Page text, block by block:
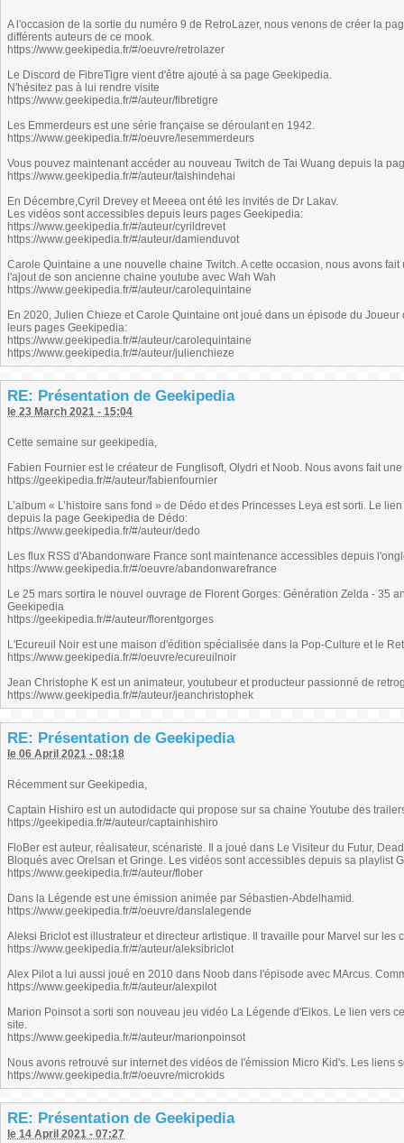
A l'occasion de la sortie du numéro 9 de RetroLazer, nous venons de créer la
différents auteurs de ce mook.
https://www.geekipedia.fr/#/oeuvre/retrolazer
Le Discord de FibreTigre vient d'être ajouté à sa page Geekipedia.
N'hésitez pas à lui rendre visite
https://www.geekipedia.fr/#/auteur/fibretigre
Les Emmerdeurs est une série française se déroulant en 1942.
https://www.geekipedia.fr/#/oeuvre/lesemmerdeurs
Vous pouvez maintenant accéder au nouveau Twitch de Tai Wuang depuis la
https://www.geekipedia.fr/#/auteur/taishindehai
En Décembre,Cyril Drevey et Meeea ont été les invités de Dr Lakav.
Les vidéos sont accessibles depuis leurs pages Geekipedia:
https://www.geekipedia.fr/#/auteur/cyrildrevet
https://www.geekipedia.fr/#/auteur/damienduvot
Carole Quintaine a une nouvelle chaine Twitch. A cette occasion, nous avons
l'ajout de son ancienne chaine youtube avec Wah Wah
https://www.geekipedia.fr/#/auteur/carolequintaine
En 2020, Julien Chieze et Carole Quintaine ont joué dans un épisode du
leurs pages Geekipedia:
https://www.geekipedia.fr/#/auteur/carolequintaine
https://www.geekipedia.fr/#/auteur/julienchieze
RE: Présentation de Geekipedia
le 23 March 2021 - 15:04
Cette semaine sur geekipedia,
Fabien Fournier est le créateur de Funglisoft, Olydri et Noob. Nous avons fait
https://geekipedia.fr/#/auteur/fabienfournier
L’album « L’histoire sans fond » de Dédo et des Princesses Leya est sorti. Le
depuis la page Geekipedia de Dédo:
https://www.geekipedia.fr/#/auteur/dedo
Les flux RSS d'Abandonware France sont maintenance accessibles depuis
https://www.geekipedia.fr/#/oeuvre/abandonwarefrance
Le 25 mars sortira le nouvel ouvrage de Florent Gorges: Génération Zelda - 35
Geekipedia
https://geekipedia.fr/#/auteur/florentgorges
L'Ecureuil Noir est une maison d'édition spécialisée dans la Pop-Culture et le
https://www.geekipedia.fr/#/oeuvre/ecureuilnoir
Jean Christophe K est un animateur, youtubeur et producteur passionné de
https://www.geekipedia.fr/#/auteur/jeanchristophek
RE: Présentation de Geekipedia
le 06 April 2021 - 08:18
Récemment sur Geekipedia,
Captain Hishiro est un autodidacte qui propose sur sa chaine Youtube des
https://geekipedia.fr/#/auteur/captainhishiro
FloBer est auteur, réalisateur, scénariste. Il a joué dans Le Visiteur du Futur,
Bloqués avec Orelsan et Gringe. Les vidéos sont accessibles depuis sa playlist
https://www.geekipedia.fr/#/auteur/flober
Dans la Légende est une émission animée par Sébastien-Abdelhamid.
https://www.geekipedia.fr/#/oeuvre/danslalegende
Aleksi Briclot est illustrateur et directeur artistique. Il travaille pour Marvel sur les
https://www.geekipedia.fr/#/auteur/aleksibriclot
Alex Pilot a lui aussi joué en 2010 dans Noob dans l'épisode avec MArcus.
https://www.geekipedia.fr/#/auteur/alexpilot
Marion Poinsot a sorti son nouveau jeu vidéo La Légende d'Eikos. Le lien vers
site.
https://www.geekipedia.fr/#/auteur/marionpoinsot
Nous avons retrouvé sur internet des vidéos de l'émission Micro Kid's. Les liens
https://www.geekipedia.fr/#/oeuvre/microkids
RE: Présentation de Geekipedia
le 14 April 2021 - 07:27